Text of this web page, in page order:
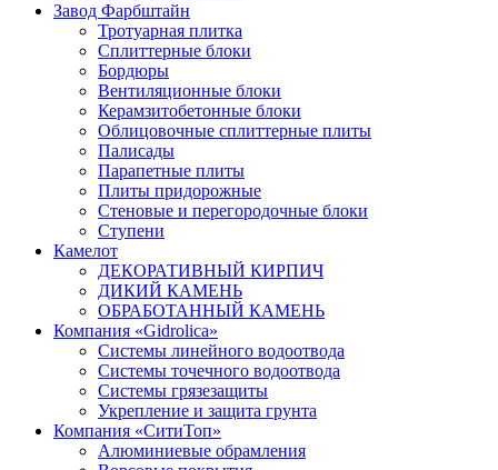
Завод Фарбштайн
Тротуарная плитка
Cплиттерные блоки
Бордюры
Вентиляционные блоки
Керамзитобетонные блоки
Облицовочные сплиттерные плиты
Палисады
Парапетные плиты
Плиты придорожные
Стеновые и перегородочные блоки
Ступени
Камелот
ДЕКОРАТИВНЫЙ КИРПИЧ
ДИКИЙ КАМЕНЬ
ОБРАБОТАННЫЙ КАМЕНЬ
Компания «Gidrolica»
Системы линейного водоотвода
Системы точечного водоотвода
Системы грязезащиты
Укрепление и защита грунта
Компания «СитиТоп»
Алюминиевые обрамления